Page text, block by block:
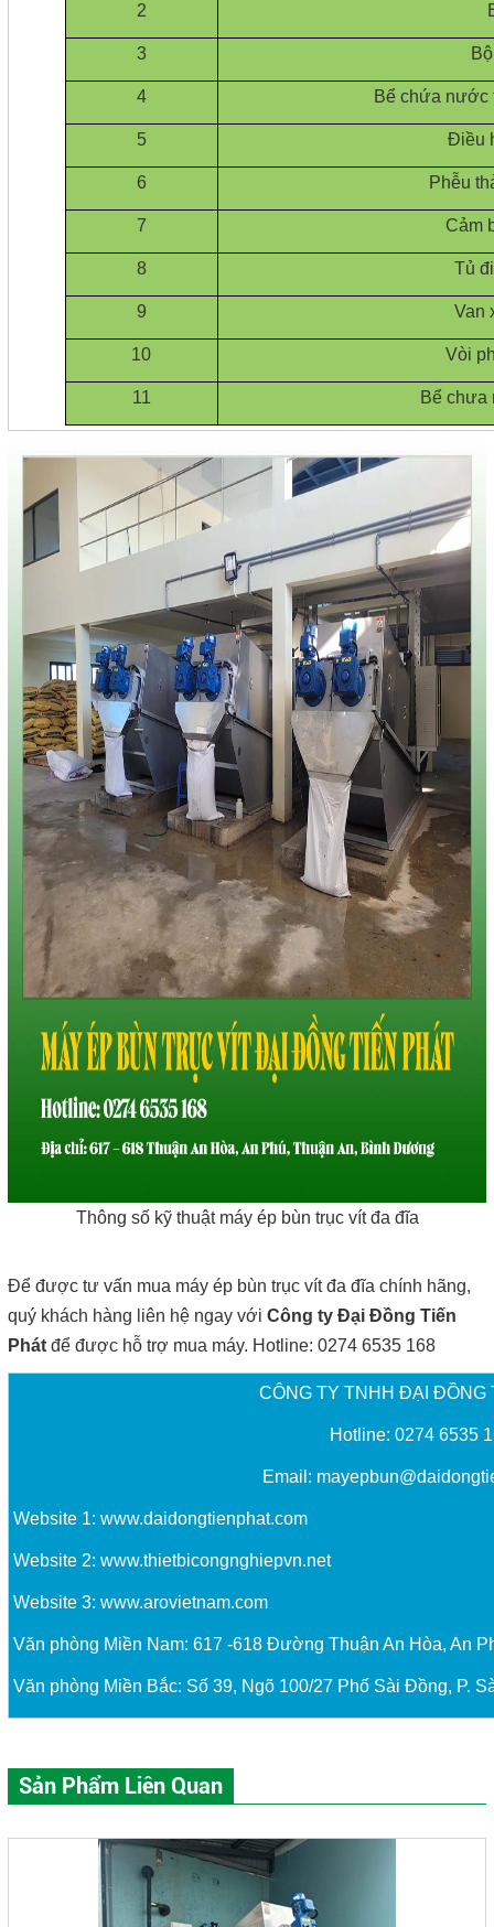
2
3
4 Bể chứa nước
5 Điều
6 Phễu
7 Cảm
8 Tủ
9 Van
10 Vòi
11 Bể chưa
Thông số kỹ thuật máy ép bùn trục vít đa đĩa
Để được tư vấn mua máy ép bùn trục vít đa đĩa chính hãng,
quý khách hàng liên hệ ngay với Công ty Đại Đồng Tiến
Phát để được hỗ trợ mua máy. Hotline: 0274 6535 168
CÔNG TY TNHH ĐẠI ĐỒNG
Hotline: 0274 6535
Email:
Website 1: www.daidongtienphat.com
Website 2: www.thietbicongnghiepvn.net
Website 3: www.arovietnam.com
Văn phòng Miền Nam: 617 -618 Đường Thuận An Hòa, An
Văn phòng Miền Bắc: Số 39, Ngõ 100/27 Phố Sài Đồng, P.
Sản Phẩm Liên Quan